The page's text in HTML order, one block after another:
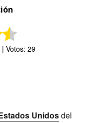
Votos: 29
Unidosdel